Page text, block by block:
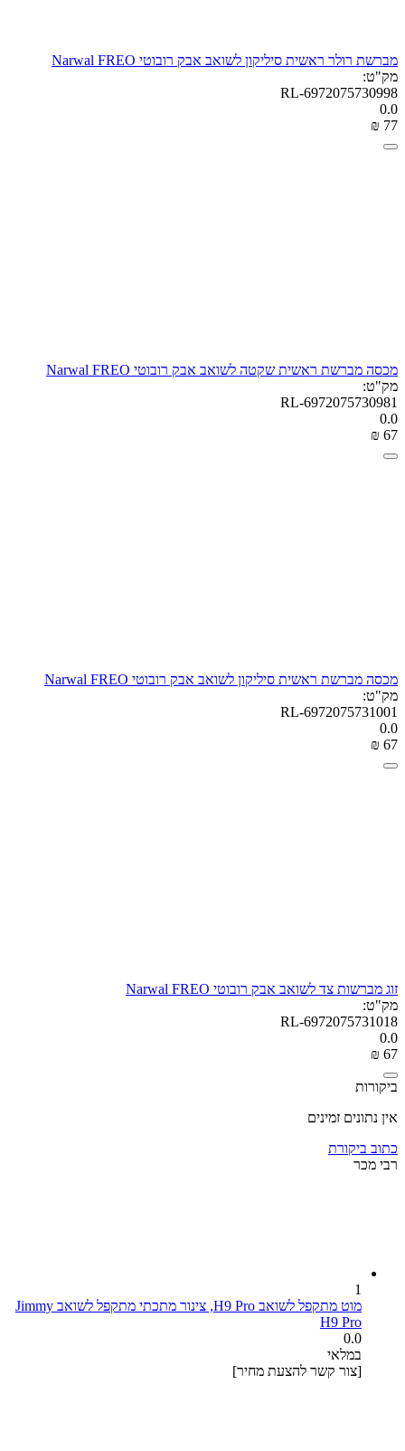
מברשת רולר ראשית סיליקון לשואב אבק רובוטי Narwal FREO
מק"ט:
RL-6972075730998
0.0
₪ ‍77‍
מכסה מברשת ראשית שקטה לשואב אבק רובוטי Narwal FREO
מק"ט:
RL-6972075730981
0.0
₪ ‍67‍
מכסה מברשת ראשית סיליקון לשואב אבק רובוטי Narwal FREO
מק"ט:
RL-6972075731001
0.0
₪ ‍67‍
זוג מברשות צד לשואב אבק רובוטי Narwal FREO
מק"ט:
RL-6972075731018
0.0
₪ ‍67‍
ביקורות
אין נתונים זמינים
כתוב ביקורת
רבי מכר
1
מוט מתקפל לשואב H9 Pro, צינור מתכתי מתקפל לשואב Jimmy
H9 Pro
0.0
במלאי
[צור קשר להצעת מחיר]